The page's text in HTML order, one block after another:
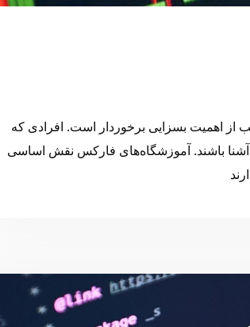
اهمیت بسزایی برخوردار است. افرادی که
آشنا باشند. آموزشگاه‌های فارکس نقش اساسی